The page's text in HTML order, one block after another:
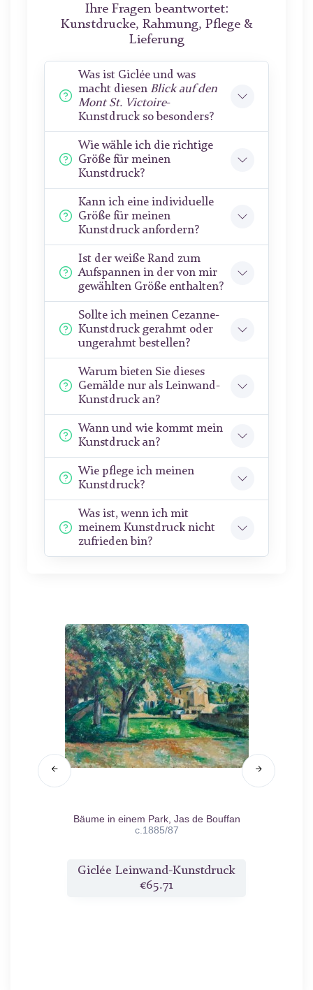
Ihre Fragen beantwortet:
Kunstdrucke, Rahmung, Pflege &
Lieferung
Was ist Giclée und was
macht diesen Blick auf den
Mont St. Victoire-
Kunstdruck so besonders?
Wie wähle ich die richtige
Größe für meinen
Kunstdruck?
Kann ich eine individuelle
Größe für meinen
Kunstdruck anfordern?
Ist der weiße Rand zum
Aufspannen in der von mir
gewählten Größe enthalten?
Sollte ich meinen Cezanne-
Kunstdruck gerahmt oder
ungerahmt bestellen?
Warum bieten Sie dieses
Gemälde nur als Leinwand-
Kunstdruck an?
Wann und wie kommt mein
Kunstdruck an?
Wie pflege ich meinen
Kunstdruck?
Was ist, wenn ich mit
meinem Kunstdruck nicht
zufrieden bin?
Bäume in einem Park, Jas de Bouffan
c.1885/87
Giclée Leinwand-Kunstdruck
€65.71